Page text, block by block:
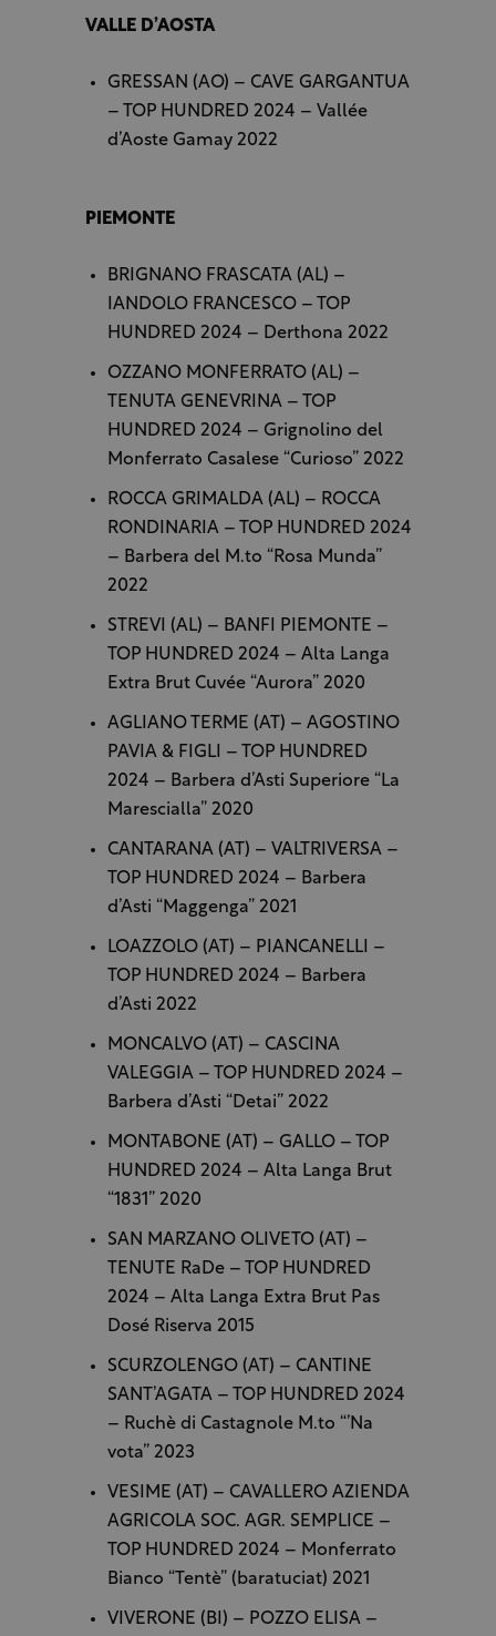
VALLE D’AOSTA
GRESSAN (AO) – CAVE GARGANTUA
– TOP HUNDRED 2024 – Vallée
d’Aoste Gamay 2022
PIEMONTE
BRIGNANO FRASCATA (AL) –
IANDOLO FRANCESCO – TOP
HUNDRED 2024 – Derthona 2022
OZZANO MONFERRATO (AL) –
TENUTA GENEVRINA – TOP
HUNDRED 2024 – Grignolino del
Monferrato Casalese “Curioso” 2022
ROCCA GRIMALDA (AL) – ROCCA
RONDINARIA – TOP HUNDRED 2024
– Barbera del M.to “Rosa Munda”
2022
STREVI (AL) – BANFI PIEMONTE –
TOP HUNDRED 2024 – Alta Langa
Extra Brut Cuvée “Aurora” 2020
AGLIANO TERME (AT) – AGOSTINO
PAVIA & FIGLI – TOP HUNDRED
2024 – Barbera d’Asti Superiore “La
Marescialla” 2020
CANTARANA (AT) – VALTRIVERSA –
TOP HUNDRED 2024 – Barbera
d’Asti “Maggenga” 2021
LOAZZOLO (AT) – PIANCANELLI –
TOP HUNDRED 2024 – Barbera
d’Asti 2022
MONCALVO (AT) – CASCINA
VALEGGIA – TOP HUNDRED 2024 –
Barbera d’Asti “Detai” 2022
MONTABONE (AT) – GALLO – TOP
HUNDRED 2024 – Alta Langa Brut
“1831” 2020
SAN MARZANO OLIVETO (AT) –
TENUTE RaDe – TOP HUNDRED
2024 – Alta Langa Extra Brut Pas
Dosé Riserva 2015
SCURZOLENGO (AT) – CANTINE
SANT’AGATA – TOP HUNDRED 2024
– Ruchè di Castagnole M.to “’Na
vota” 2023
VESIME (AT) – CAVALLERO AZIENDA
AGRICOLA SOC. AGR. SEMPLICE –
TOP HUNDRED 2024 – Monferrato
Bianco “Tentè” (baratuciat) 2021
VIVERONE (BI) – POZZO ELISA –